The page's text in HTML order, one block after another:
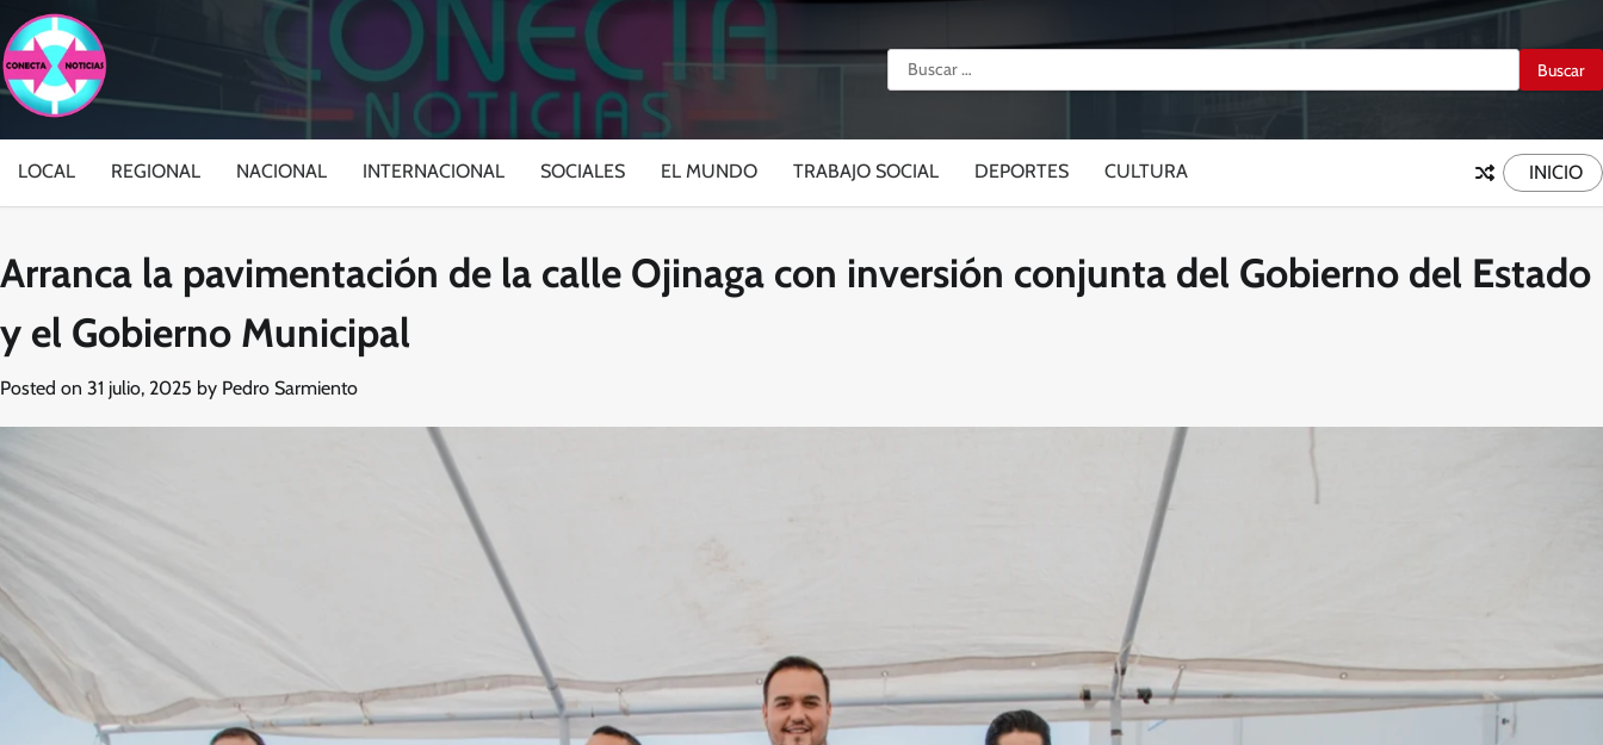
to
content
Buscar:
LOCAL REGIONAL NACIONAL INTERNACIONAL SOCIALES EL MUNDO TRABAJO SOCIAL DEPORTES CULTURA INICIO
Arranca la pavimentación de la calle Ojinaga con inversión conjunta del Gobierno del Estado
y el Gobierno Municipal
Posted on 31 julio, 2025 by Pedro Sarmiento